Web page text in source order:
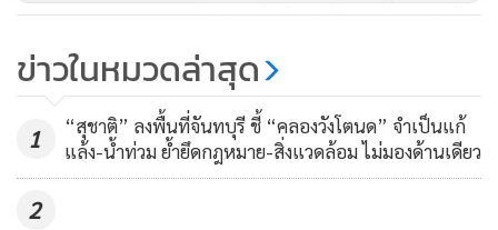
1,867
“เอสเอ็มอีแบงก์” ขอเพิ่มทุน 2 พัน
ข่าวในหมวดล่าสุด
1
“สุชาติ” ลงพื้นที่จันทบุรี ชี้ “คลองวังโตนด” จำเป็นแก้
แล้ง-น้ำท่วม ย้ำยึดกฎหมาย-สิ่งแวดล้อม ไม่มองด้านเดียว
2